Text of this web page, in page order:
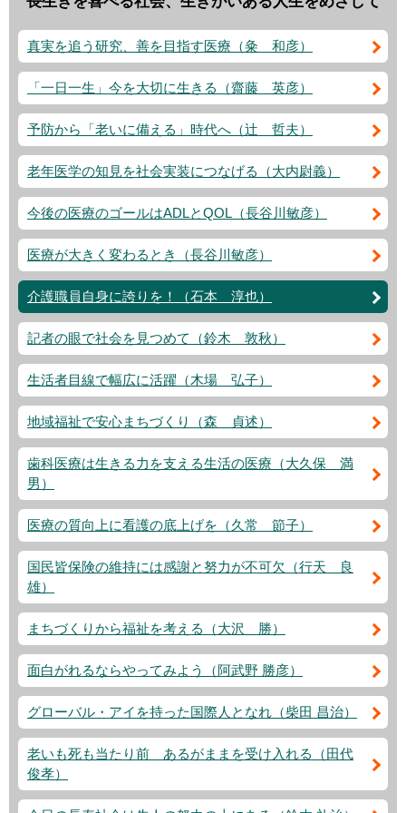
真実を追う研究、善を目指す医療（粂 和彦）
「一日一生」今を大切に生きる（齋藤 英彦）
予防から「老いに備える」時代へ（辻 哲夫）
老年医学の知見を社会実装につなげる（大内尉義）
今後の医療のゴールはADLとQOL（長谷川敏彦）
医療が大きく変わるとき（長谷川敏彦）
介護職員自身に誇りを！（石本 淳也）
記者の眼で社会を見つめて（鈴木 敦秋）
生活者目線で幅広に活躍（木場 弘子）
地域福祉で安心まちづくり（森 貞述）
歯科医療は生きる力を支える生活の医療（大久保 満
男）
医療の質向上に看護の底上げを（久常 節子）
国民皆保険の維持には感謝と努力が不可欠（行天 良
雄）
まちづくりから福祉を考える（大沢 勝）
面白がれるならやってみよう（阿武野 勝彦）
グローバル・アイを持った国際人となれ（柴田 昌治）
老いも死も当たり前 あるがままを受け入れる（田代
俊孝）